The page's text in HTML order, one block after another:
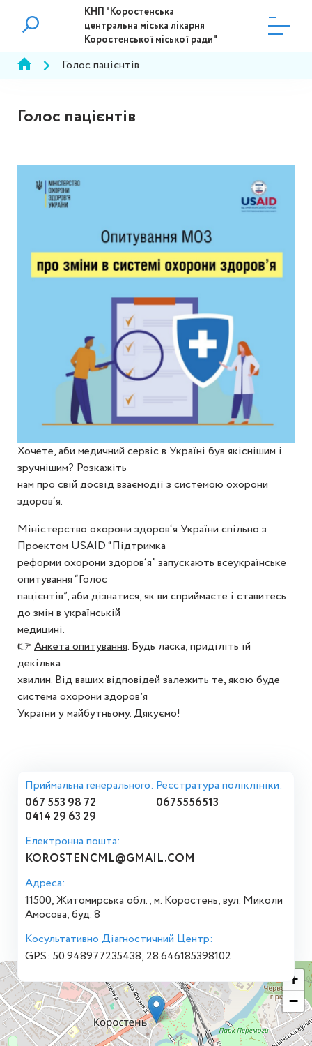
КНП "Коростенська
центральна міська лікарня
Коростенської міської ради"
Голос пацієнтів
Голос пацієнтів
Хочете, аби медичний сервіс в Україні був якіснішим і
зручнішим? Розкажіть
нам про свій досвід взаємодії з системою охорони
здоров‘я.
Міністерство охорони здоров‘я України спільно з
Проектом USAID “Підтримка
реформи охорони здоров‘я” запускають всеукраїнське
опитування “Голос
пацієнтів”, аби дізнатися, як ви сприймаєте і ставитесь
до змін в українській
медицині.
👉 Анкета опитування. Будь ласка, приділіть їй
декілька
хвилин. Від ваших відповідей залежить те, якою буде
система охорони здоровʼя
України у майбутньому. Дякуємо!
Приймальна генерального:
067 553 98 72
0414 29 63 29
Реєстратура поліклініки:
0675556513
Електронна пошта:
KOROSTENCML@GMAIL.COM
Адреса:
11500, Житомирська обл., м. Коростень, вул. Миколи
Амосова, буд. 8
Косультативно Діагностичний Центр:
GPS: 50.948977235438, 28.646185398102
+
−